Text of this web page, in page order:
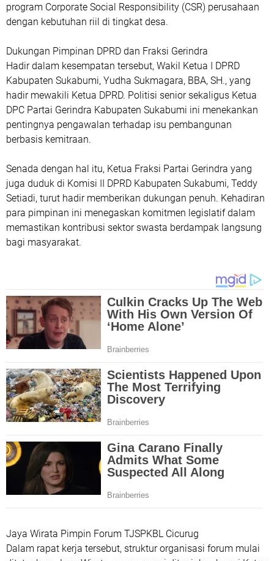
program Corporate Social Responsibility (CSR) perusahaan
dengan kebutuhan riil di tingkat desa.
​Dukungan Pimpinan DPRD dan Fraksi Gerindra
​Hadir dalam kesempatan tersebut, Wakil Ketua I DPRD
Kabupaten Sukabumi, Yudha Sukmagara, BBA, SH., yang
hadir mewakili Ketua DPRD. Politisi senior sekaligus Ketua
DPC Partai Gerindra Kabupaten Sukabumi ini menekankan
pentingnya pengawalan terhadap isu pembangunan
berbasis kemitraan.
​Senada dengan hal itu, Ketua Fraksi Partai Gerindra yang
juga duduk di Komisi II DPRD Kabupaten Sukabumi, Teddy
Setiadi, turut hadir memberikan dukungan penuh. Kehadiran
para pimpinan ini menegaskan komitmen legislatif dalam
memastikan kontribusi sektor swasta berdampak langsung
bagi masyarakat.
​Jaya Wirata Pimpin Forum TJSPKBL Cicurug
​Dalam rapat kerja tersebut, struktur organisasi forum mulai